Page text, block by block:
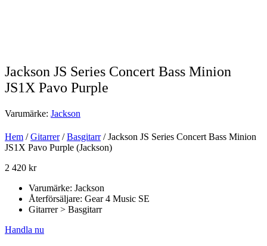
Jackson JS Series Concert Bass Minion
JS1X Pavo Purple
Varumärke: Jackson
Hem /Gitarrer/Basgitarr/ Jackson JS Series Concert Bass Minion
JS1X Pavo Purple (Jackson)
2 420 kr
Varumärke: Jackson
Återförsäljare: Gear 4 Music SE
Gitarrer > Basgitarr
Handla nu